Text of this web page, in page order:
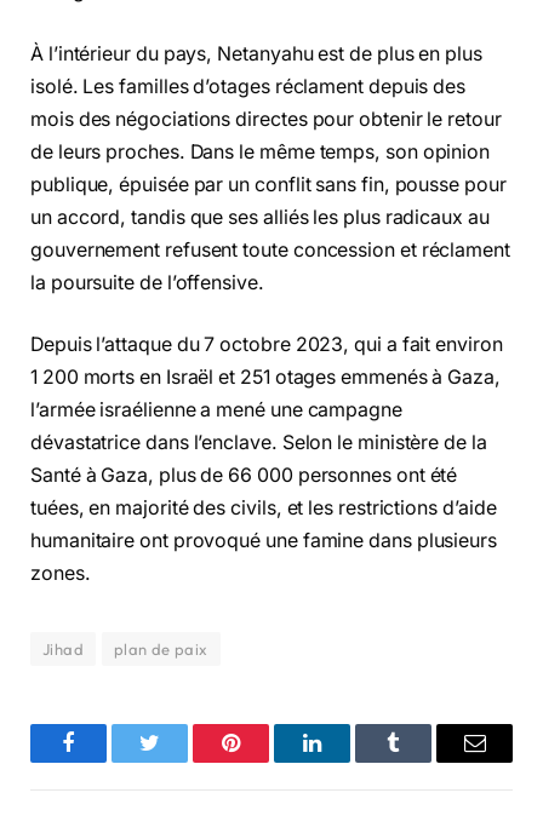
À l’intérieur du pays, Netanyahu est de plus en plus
isolé. Les familles d’otages réclament depuis des
mois des négociations directes pour obtenir le retour
de leurs proches. Dans le même temps, son opinion
publique, épuisée par un conflit sans fin, pousse pour
un accord, tandis que ses alliés les plus radicaux au
gouvernement refusent toute concession et réclament
la poursuite de l’offensive.
Depuis l’attaque du 7 octobre 2023, qui a fait environ
1 200 morts en Israël et 251 otages emmenés à Gaza,
l’armée israélienne a mené une campagne
dévastatrice dans l’enclave. Selon le ministère de la
Santé à Gaza, plus de 66 000 personnes ont été
tuées, en majorité des civils, et les restrictions d’aide
humanitaire ont provoqué une famine dans plusieurs
zones.
Jihad plan de paix
FacebookTwitter Pinterest LinkedInTumblr Email